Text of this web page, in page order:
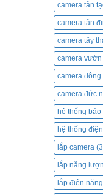
camera tân
camera tân
camera tây
camera vườn
camera
camera đức
hệ thống báo
hệ thống
lắp camera
lắp năng
lắp điện